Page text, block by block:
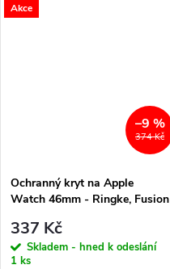
Akce
374 Kč
–9 %
Ochranný kryt na Apple
Watch 46mm - Ringke, Fusion
337 Kč
Skladem - hned k odeslání
1 ks